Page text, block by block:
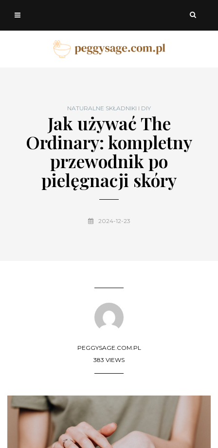
NATURALNE SKŁADNIKI I DIY
Jak używać The
Ordinary: kompletny
przewodnik po
pielęgnacji skóry
2024-12-23
PEGGYSAGE.COM.PL
383 VIEWS